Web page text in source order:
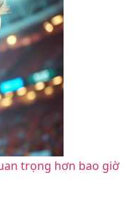
trọng hơn bao giờ